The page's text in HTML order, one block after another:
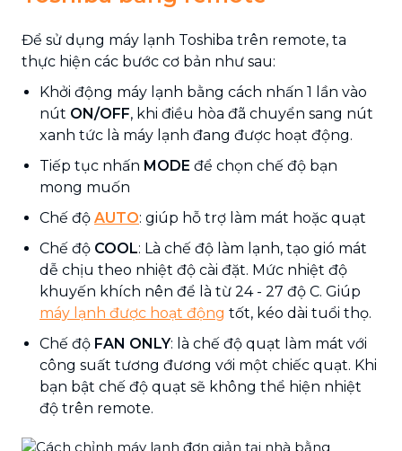
Để sử dụng máy lạnh Toshiba trên remote, ta
thực hiện các bước cơ bản như sau:
Khởi động máy lạnh bằng cách nhấn 1 lần vào
nút ON/OFF, khi điều hòa đã chuyển sang nút
xanh tức là máy lạnh đang được hoạt động.
Tiếp tục nhấn MODE để chọn chế độ bạn
mong muốn
Chế độ AUTO: giúp hỗ trợ làm mát hoặc quạt
Chế độ COOL: Là chế độ làm lạnh, tạo gió mát
dễ chịu theo nhiệt độ cài đặt. Mức nhiệt độ
khuyến khích nên để là từ 24 - 27 độ C. Giúp
máy lạnh được hoạt động tốt, kéo dài tuổi thọ.
Chế độ FAN ONLY: là chế độ quạt làm mát với
công suất tương đương với một chiếc quạt. Khi
bạn bật chế độ quạt sẽ không thể hiện nhiệt
độ trên remote.